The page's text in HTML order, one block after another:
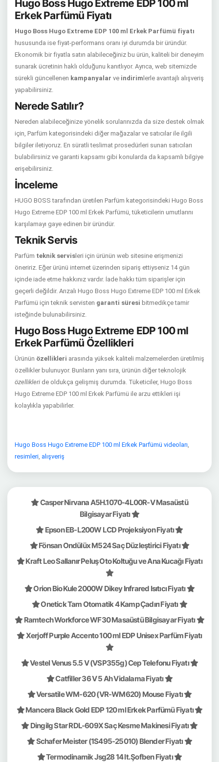
Hugo Boss Hugo Extreme EDP 100 ml
Erkek Parfümü Fiyatı
Hugo Boss Hugo Extreme EDP 100 ml Erkek Parfümü fiyatı
hususunda ise fiyat-performans oranı iyi durumda bir üründür.
Ekonomik bir fiyatla satın alabileceğiniz bu ürün, kaliteli bir deneyim
sunarak ücretinin haklı olduğunu kanıtlıyor. Ayrıca, web sitemizde
sürekli güncellenen kampanyalar ve indirim lerle avantajlı alışveriş
yapabilirsiniz.
Nerede Satılır?
Nereden alabileceğinize yönelik sorularınızda da size destek olmak
için, Parfüm kategorisindeki diğer mağazalar ve satıcılar ile ilgili
bilgiler iletiyoruz. En süratli teslimat prosedürleri sunan satıcıları
bulabilirsiniz ve garanti kapsamı gibi konularda da kapsamlı bilgiye
erişebilirsiniz.
İnceleme
HUGO BOSS tarafından üretilen Parfüm kategorisindeki Hugo Boss
Hugo Extreme EDP 100 ml Erkek Parfümü, tüketicilerin umutlarını
karşılamayı gaye edinen bir üründür.
Teknik Servis
Parfüm teknik servis leri için ürünün web sitesine erişmenizi
öneririz. Eğer ürünü internet üzerinden sipariş ettiyseniz 14 gün
içinde iade etme hakkınız vardır. İade hakkı tüm siparişler için
geçerli değildir. Arızalı Hugo Boss Hugo Extreme EDP 100 ml Erkek
Parfümü için teknik servisten garanti süresi bitmedikçe tamir
isteğinde bulunabilirsiniz.
Hugo Boss Hugo Extreme EDP 100 ml
Erkek Parfümü Özellikleri
Ürünün özellikleri arasında yüksek kaliteli malzemelerden üretilmiş
özellikler bulunuyor. Bunların yanı sıra, ürünün diğer teknolojik
özellikleri de oldukça gelişmiş durumda. Tüketiciler, Hugo Boss
Hugo Extreme EDP 100 ml Erkek Parfümü ile arzu ettikleri işi
kolaylıkla yapabilirler.
Hugo Boss Hugo Extreme EDP 100 ml Erkek Parfümü videoları,
resimleri, alışveriş
Casper Nirvana A5H.1070-4L00R-V Masaüstü
Bilgisayar Fiyatı
Epson EB-L200W LCD Projeksiyon Fiyatı
Fönsan Ondülüx M524 Saç Düzleştirici Fiyatı
Kraft Leo Sallanır Peluş Oto Koltuğu ve Ana Kucağı Fiyatı
Orion Bio Kule 2000W Dikey Infrared Isıtıcı Fiyatı
Onetick Tam Otomatik 4 Kamp Çadırı Fiyatı
Ramtech Workforce WF30 Masaüstü Bilgisayar Fiyatı
Xerjoff Purple Accento 100 ml EDP Unisex Parfüm Fiyatı
Vestel Venus 5.5 V (VSP355g) Cep Telefonu Fiyatı
Catfiller 36 V 5 Ah Vidalama Fiyatı
Versatile WM-620 (VR-WM620) Mouse Fiyatı
Mancera Black Gold EDP 120 ml Erkek Parfümü Fiyatı
Dingilg Star RDL-609X Saç Kesme Makinesi Fiyatı
Schafer Meister (1S495-25010) Blender Fiyatı
Termodinamik Jsg28 14 lt. Şofben Fiyatı